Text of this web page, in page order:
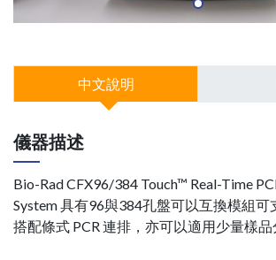
中文說明
儀器描述
Bio-Rad CFX96/384 Touch™ Real-Time
System 具有96與384孔盤可以互換模組可
搭配條式 PCR 連排，亦可以適用少量樣品